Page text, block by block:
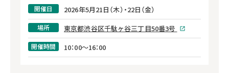
開催日 2026年5月21日（木）・22日（金）
場所 東京都渋谷区千駄ヶ谷三丁目50番3号
開催時間 10：00～16：00